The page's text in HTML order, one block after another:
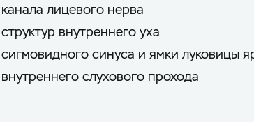
лицевого нерва
внутреннего уха
синуса и ямки луковицы
слухового прохода